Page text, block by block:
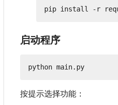
启动程序
按提示选择功能：